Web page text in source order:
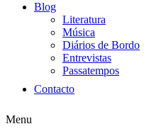
Blog
Literatura
Música
Diários de Bordo
Entrevistas
Passatempos
Contacto
Menu